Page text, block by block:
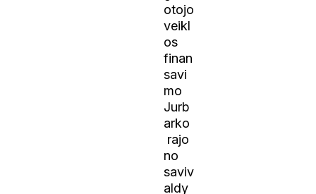
otojo
veikl
os
finan
savi
mo
Jurb
arko
rajo
no
saviv
aldy